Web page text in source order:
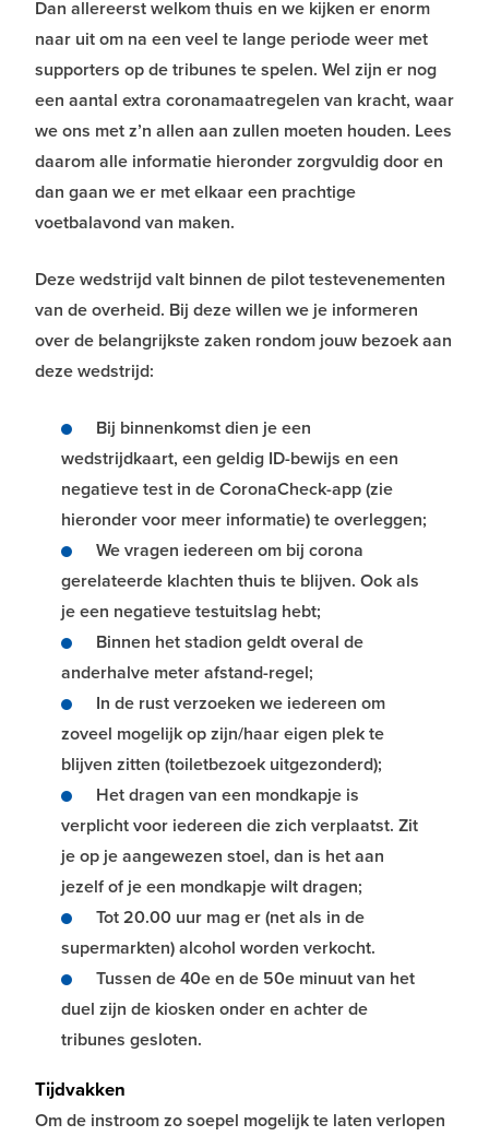
Dan allereerst welkom thuis en we kijken er enorm
naar uit om na een veel te lange periode weer met
supporters op de tribunes te spelen. Wel zijn er nog
een aantal extra coronamaatregelen van kracht, waar
we ons met z’n allen aan zullen moeten houden. Lees
daarom alle informatie hieronder zorgvuldig door en
dan gaan we er met elkaar een prachtige
voetbalavond van maken.
Deze wedstrijd valt binnen de pilot testevenementen
van de overheid. Bij deze willen we je informeren
over de belangrijkste zaken rondom jouw bezoek aan
deze wedstrijd:
Bij binnenkomst dien je een
wedstrijdkaart, een geldig ID-bewijs en een
negatieve test in de CoronaCheck-app (zie
hieronder voor meer informatie) te overleggen;
We vragen iedereen om bij corona
gerelateerde klachten thuis te blijven. Ook als
je een negatieve testuitslag hebt;
Binnen het stadion geldt overal de
anderhalve meter afstand-regel;
In de rust verzoeken we iedereen om
zoveel mogelijk op zijn/haar eigen plek te
blijven zitten (toiletbezoek uitgezonderd);
Het dragen van een mondkapje is
verplicht voor iedereen die zich verplaatst. Zit
je op je aangewezen stoel, dan is het aan
jezelf of je een mondkapje wilt dragen;
Tot 20.00 uur mag er (net als in de
supermarkten) alcohol worden verkocht.
Tussen de 40e en de 50e minuut van het
duel zijn de kiosken onder en achter de
tribunes gesloten.
Tijdvakken
Om de instroom zo soepel mogelijk te laten verlopen